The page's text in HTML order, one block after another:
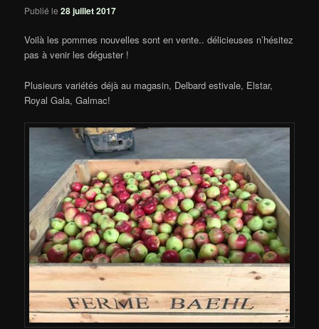
Publié le28 juillet 2017
Voilà les pommes nouvelles sont en vente.. délicieuses n’hésitez
pas à venir les déguster !
Plusieurs variétés déjà au magasin, Delbard estivale, Elstar,
Royal Gala, Galmac!